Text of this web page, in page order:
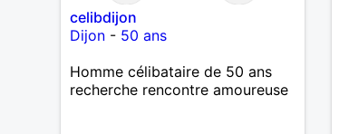
celibdijon
Dijon- 50 ans
Homme célibataire de 50 ans
recherche rencontre amoureuse